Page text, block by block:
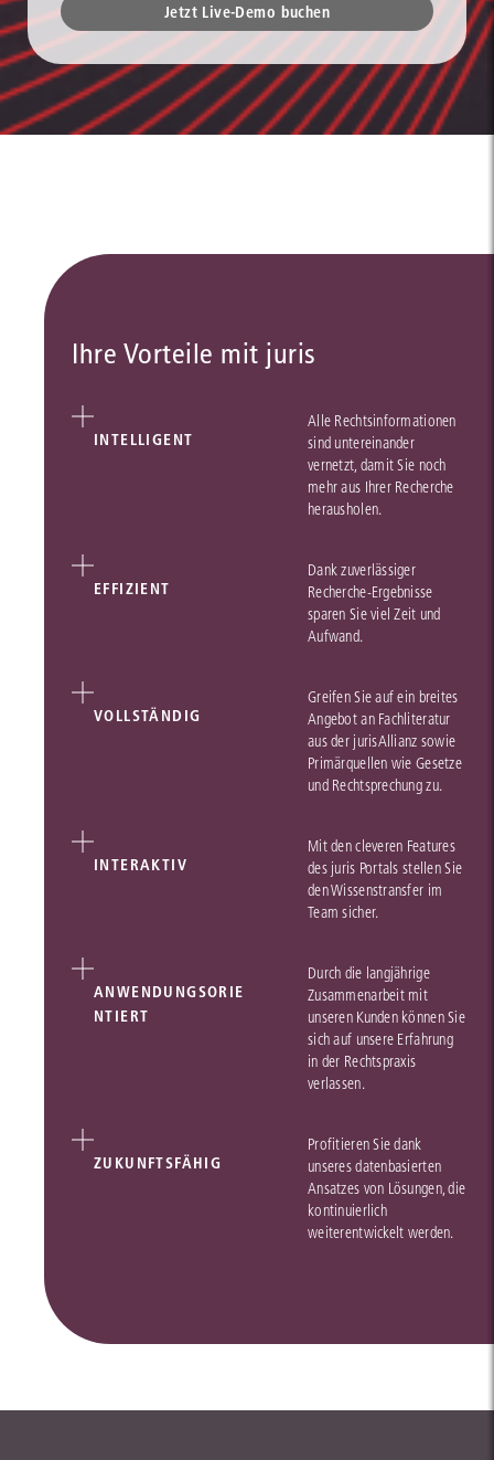
Jetzt Live-Demo buchen
Ihre Vorteile mit juris
INTELLIGENT
Alle Rechtsinformationen
sind untereinander
vernetzt, damit Sie noch
mehr aus Ihrer Recherche
herausholen.
EFFIZIENT
Dank zuverlässiger
Recherche-Ergebnisse
sparen Sie viel Zeit und
Aufwand.
VOLLSTÄNDIG
Greifen Sie auf ein breites
Angebot an Fachliteratur
aus der jurisAllianz sowie
Primärquellen wie Gesetze
und Rechtsprechung zu.
INTERAKTIV
Mit den cleveren Features
des juris Portals stellen Sie
den Wissenstransfer im
Team sicher.
ANWENDUNGSORIE
NTIERT
Durch die langjährige
Zusammenarbeit mit
unseren Kunden können Sie
sich auf unsere Erfahrung
in der Rechtspraxis
verlassen.
ZUKUNFTSFÄHIG
Profitieren Sie dank
unseres datenbasierten
Ansatzes von Lösungen, die
kontinuierlich
weiterentwickelt werden.